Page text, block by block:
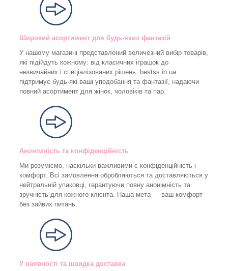
Широкий асортимент для будь-яких фантазій
У нашому магазині представлений величезний вибір товарів,
які підійдуть кожному: від класичних іграшок до
незвичайних і спеціалізованих рішень. bestss.in.ua
підтримує будь-які ваші уподобання та фантазії, надаючи
повний асортимент для жінок, чоловіків та пар.
Анонімність та конфіденційність
Ми розуміємо, наскільки важливими є конфіденційність і
комфорт. Всі замовлення обробляються та доставляються у
нейтральній упаковці, гарантуючи повну анонімність та
зручність для кожного клієнта. Наша мета — ваш комфорт
без зайвих питань.
У наявності та швидка доставка